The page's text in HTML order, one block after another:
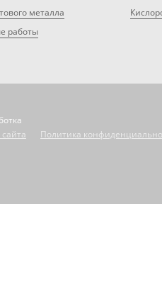
металла
работы
Политика